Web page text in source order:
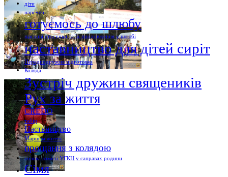
діти
наречені
готуємось до шлюбу
щасливі стосунки та їх продовження у шлюбі
наставництво для дітей сиріт
Передподружня підготовка
Коляда
Зустріч дружин священиків
Рух за життя
CREDO
табір
Наствництво
Марш за життя
прощання з колядою
голова комісії УГКЦ у саправах родини
Сімя